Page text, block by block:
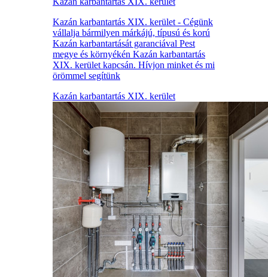
Kazán karbantartás XIX. kerület - Cégünk
vállalja bármilyen márkájú, típusú és korú
Kazán karbantartását garanciával Pest
megye és környékén Kazán karbantartás
XIX. kerület kapcsán. Hívjon minket és mi
örömmel segítünk
Kazán karbantartás XIX. kerület